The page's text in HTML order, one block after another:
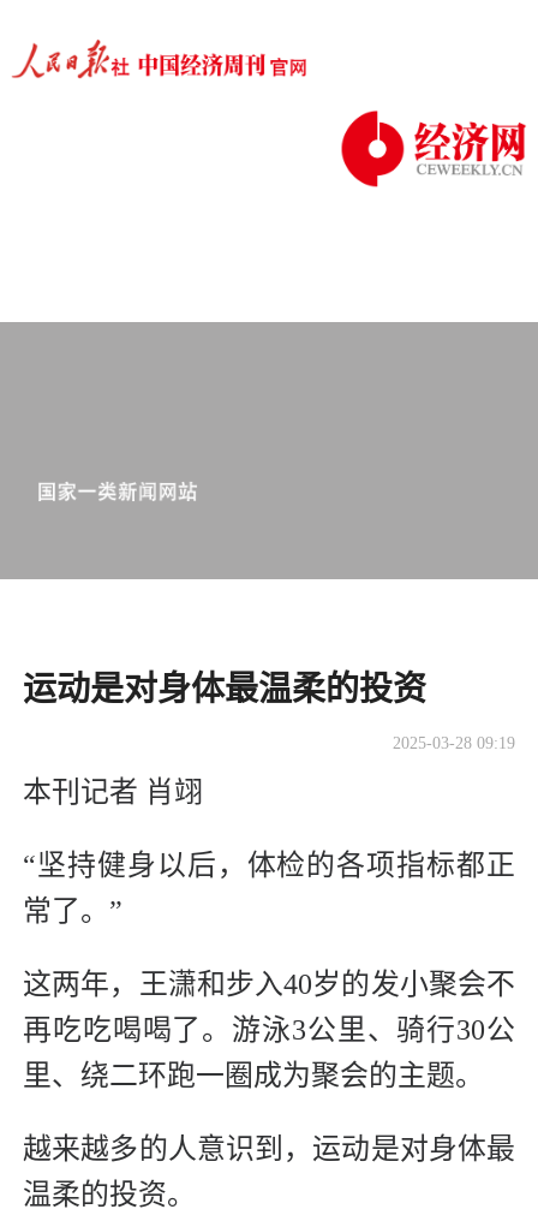
运动是对身体最温柔的投资
2025-03-28 09:19
本刊记者 肖翊
“坚持健身以后，体检的各项指标都正
常了。”
这两年，王潇和步入40岁的发小聚会不
再吃吃喝喝了。游泳3公里、骑行30公
里、绕二环跑一圈成为聚会的主题。
越来越多的人意识到，运动是对身体最
温柔的投资。